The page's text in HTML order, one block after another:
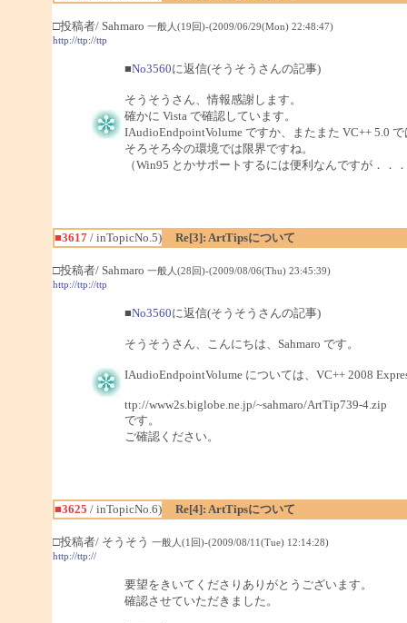
□投稿者/ Sahmaro 一般人(19回)-(2009/06/29(Mon) 22:48:47)
http://ttp://ttp
■No3560に返信(そうそうさんの記事)
そうそうさん、情報感謝します。
確かに Vista で確認しています。
IAudioEndpointVolume ですか、またまた VC++ 5.0
そろそろ今の環境では限界ですね。
（Win95 とかサポートするには便利なんですが．．
■3617/ inTopicNo.5) Re[3]: ArtTipsについて
□投稿者/ Sahmaro 一般人(28回)-(2009/08/06(Thu) 23:45:39)
http://ttp://ttp
■No3560に返信(そうそうさんの記事)
そうそうさん、こんにちは、Sahmaro です。
IAudioEndpointVolume については、VC++ 2008
ttp://www2s.biglobe.ne.jp/~sahmaro/ArtTip739-4.zip
です。
ご確認ください。
■3625 / inTopicNo.6) Re[4]: ArtTipsについて
□投稿者/ そうそう 一般人(1回)-(2009/08/11(Tue) 12:14:28)
http://ttp://
要望をきいてくださりありがとうございます。
確認させていただきました。